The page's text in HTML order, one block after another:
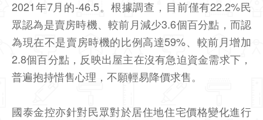
2021年7月的-46.5。根據調查，目前僅有22.2%民
眾認為是賣房時機、較前月減少3.6個百分點，而認
為現在不是賣房時機的比例高達59%、較前月增加
2.8個百分點，反映出屋主在沒有急迫資金需求下，
普遍抱持惜售心理，不願輕易降價求售。
國泰金控亦針對民眾對於居住地住宅價格變化進行